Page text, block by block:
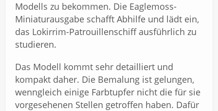
Modells zu bekommen. Die Eaglemoss-
Miniaturausgabe schafft Abhilfe und lädt ein,
das Lokirrim-Patrouillenschiff ausführlich zu
studieren.
Das Modell kommt sehr detailliert und
kompakt daher. Die Bemalung ist gelungen,
wenngleich einige Farbtupfer nicht die für sie
vorgesehenen Stellen getroffen haben. Dafür